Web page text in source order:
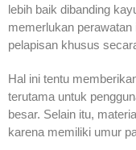
lebih baik dibanding
memerlukan
pelapisan khusus
Hal ini tentu
terutama untuk
besar. Selain itu,
karena memiliki umur